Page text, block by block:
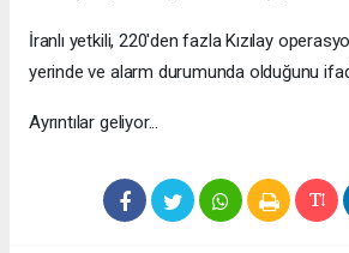
İranlı yetkili, 220'den fazla Kızılay
yerinde ve alarm durumunda olduğunu
Ayrıntılar geliyor...